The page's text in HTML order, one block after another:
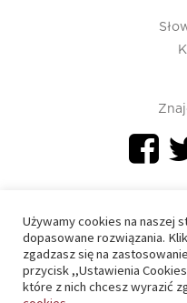
PIU 2020
Używamy cookies na naszej
dopasowane rozwiązania.
zgadzasz się na
przycisk ,,Ustawienia
które z nich chcesz wyrazić